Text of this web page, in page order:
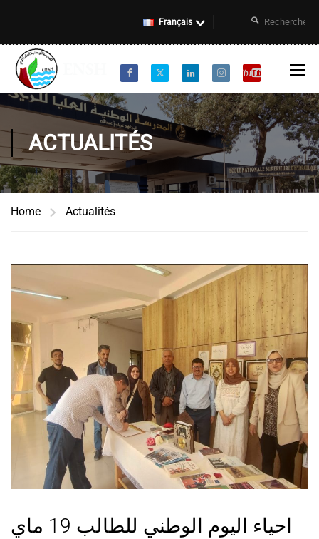
Français
ACTUALITÉS
Home Actualités
احياء اليوم الوطني للطالب 19 ماي